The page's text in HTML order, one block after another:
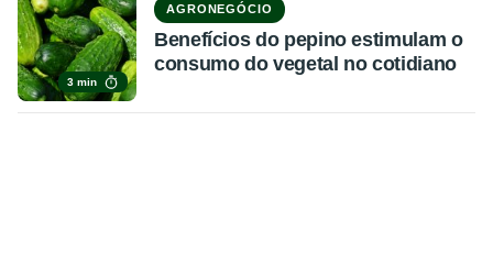
3 min
AGRONEGÓCIO
Benefícios do pepino estimulam o
consumo do vegetal no cotidiano